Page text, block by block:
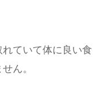
ていて体に良い食
ん。